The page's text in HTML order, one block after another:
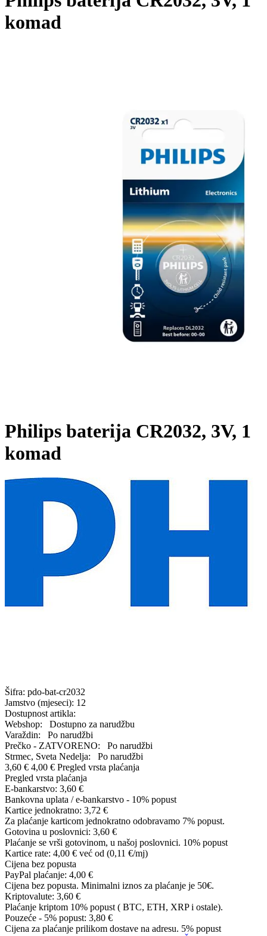
komad
Philips baterija CR2032, 3V, 1
komad
Šifra: pdo-bat-cr2032
Jamstvo (mjeseci): 12
Dostupnost artikla:
Webshop:
Dostupno za narudžbu
Varaždin:
Po narudžbi
Prečko - ZATVORENO:
Po narudžbi
Strmec, Sveta Nedelja:
Po narudžbi
3,60 € 4,00 € Pregled vrsta plaćanja
Pregled vrsta plaćanja
E-bankarstvo: 3,60 €
Bankovna uplata / e-bankarstvo - 10% popust
Kartice jednokratno: 3,72 €
Za plaćanje karticom jednokratno odobravamo 7% popust.
Gotovina u poslovnici: 3,60 €
Plaćanje se vrši gotovinom, u našoj poslovnici. 10% popust
Kartice rate: 4,00 € već od (0,11 €/mj)
Cijena bez popusta
PayPal plaćanje: 4,00 €
Cijena bez popusta. Minimalni iznos za plaćanje je 50€.
Kriptovalute: 3,60 €
Plaćanje kriptom 10% popust ( BTC, ETH, XRP i ostale).
Pouzeće - 5% popust: 3,80 €
Cijena za plaćanje prilikom dostave na adresu. 5% popust